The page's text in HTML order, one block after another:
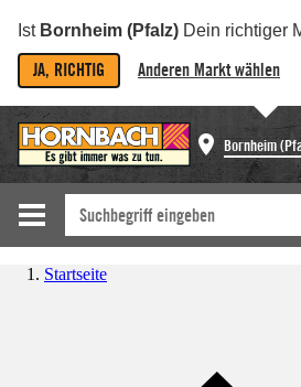
Ist Bornheim (Pfalz) Dein richtiger
JA, RICHTIG Anderen Markt wählen
Bornheim
Startseite